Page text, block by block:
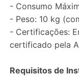
- Consumo
- Peso: 10 kg
- Certificações:
certificado pela
Requisitos de